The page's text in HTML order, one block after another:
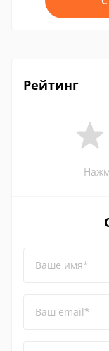
Рейтинг
Ваше имя*
Ваш email*